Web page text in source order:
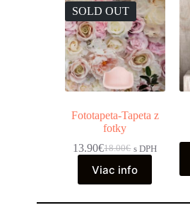
SOLD OUT
Fototapeta-Tapeta z
fotky
18.00€
13.90€ s DPH
Viac info